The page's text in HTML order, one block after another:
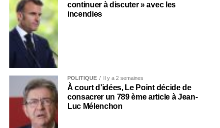
continuer à discuter » avec les
incendies
POLITIQUE Il y a 2 semaines
À court d’idées, Le Point décide de
consacrer un 789 ème article à Jean-
Luc Mélenchon